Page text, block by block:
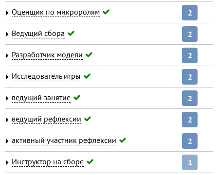
Оценщик по микроролям 2
Ведущий сбора 2
Разработчик модели 2
Исследователь игры 2
ведущий занятие 2
ведущий рефлексии 2
активный участник рефлексии 2
Инструктор на сборе 1